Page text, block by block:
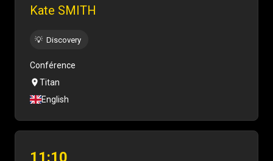
Kate SMITH
💡 Discovery
Conférence
Titan
English
11:10